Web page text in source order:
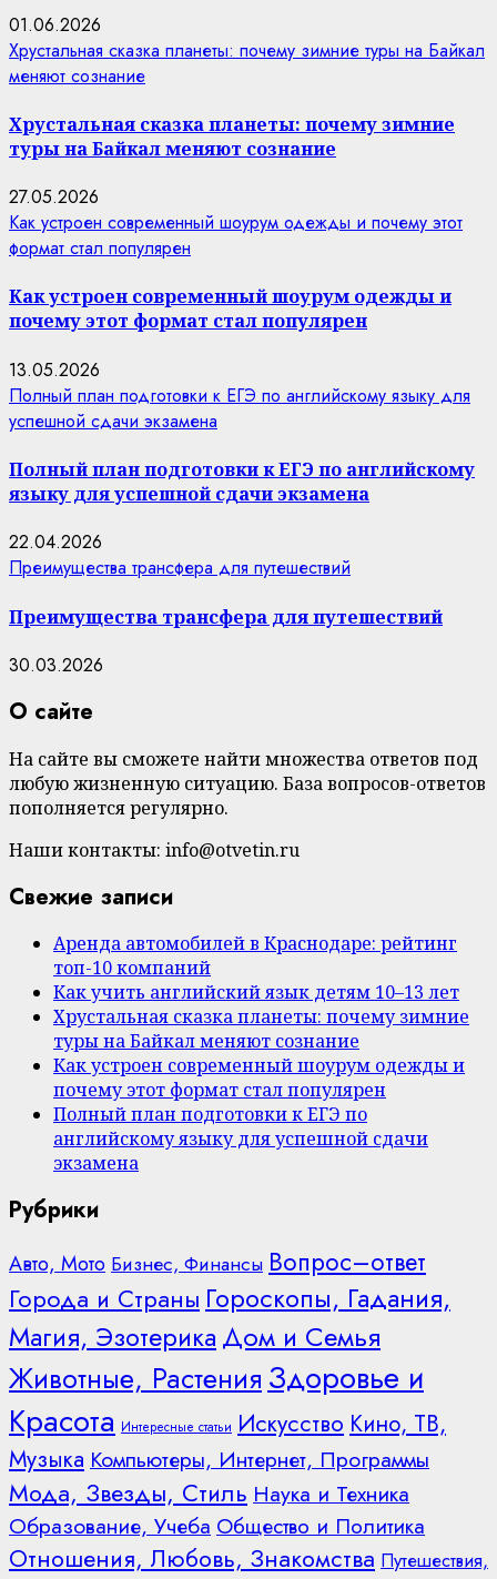
01.06.2026
Хрустальная сказка планеты: почему зимние туры на Байкал
меняют сознание
Хрустальная сказка планеты: почему зимние
туры на Байкал меняют сознание
27.05.2026
Как устроен современный шоурум одежды и почему этот
формат стал популярен
Как устроен современный шоурум одежды и
почему этот формат стал популярен
13.05.2026
Полный план подготовки к ЕГЭ по английскому языку для
успешной сдачи экзамена
Полный план подготовки к ЕГЭ по английскому
языку для успешной сдачи экзамена
22.04.2026
Преимущества трансфера для путешествий
Преимущества трансфера для путешествий
30.03.2026
О сайте
На сайте вы сможете найти множества ответов под
любую жизненную ситуацию. База вопросов-ответов
пополняется регулярно.
Наши контакты: info@otvetin.ru
Свежие записи
Аренда автомобилей в Краснодаре: рейтинг
топ-10 компаний
Как учить английский язык детям 10–13 лет
Хрустальная сказка планеты: почему зимние
туры на Байкал меняют сознание
Как устроен современный шоурум одежды и
почему этот формат стал популярен
Полный план подготовки к ЕГЭ по
английскому языку для успешной сдачи
экзамена
Рубрики
Авто, МотоБизнес, Финансы Вопрос–ответ
Города и Страны Гороскопы, Гадания,
Магия, Эзотерика Дом и Семья
Животные, Растения Здоровье и
Красота Интересные статьи Искусство Кино, ТВ,
Музыка Компьютеры, Интернет, Программы
Мода, Звезды, Стиль Наука и Техника
Образование, Учеба Общество и Политика
Отношения, Любовь, Знакомства Путешествия,